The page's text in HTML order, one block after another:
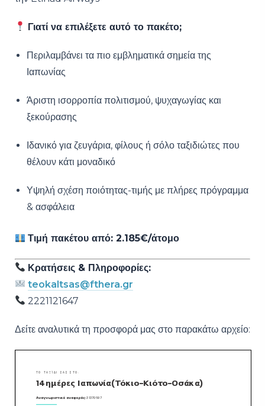
Γιατί να επιλέξετε αυτό το πακέτο;
Περιλαμβάνει τα πιο εμβληματικά σημεία της
Ιαπωνίας
Άριστη ισορροπία πολιτισμού, ψυχαγωγίας και
ξεκούρασης
Ιδανικό για ζευγάρια, φίλους ή σόλο ταξιδιώτες που
θέλουν κάτι μοναδικό
Υψηλή σχέση ποιότητας-τιμής με πλήρες πρόγραμμα
& ασφάλεια
Τιμή πακέτου από: 2.185€/άτομο
Κρατήσεις & Πληροφορίες:
teokaltsas@fthera.gr
2221121647
Δείτε αναλυτικά τη προσφορά μας στο παρακάτω αρχείο: